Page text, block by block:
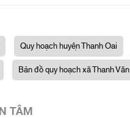
Quy hoạch huyện Thanh Oai
Bản đồ quy hoạch xã Thanh Văn
TÂM